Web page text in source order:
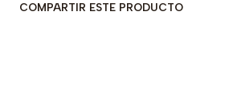
COMPARTIR ESTE PRODUCTO